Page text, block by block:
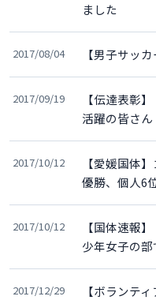
ました
2017/08/04 【男子サッ
2017/09/19
【伝達表彰
活躍の皆さん
2017/10/12
【愛媛国体
優勝、個人6
2017/10/12
【国体速報
少年女子の
2017/12/29
【ボランテ